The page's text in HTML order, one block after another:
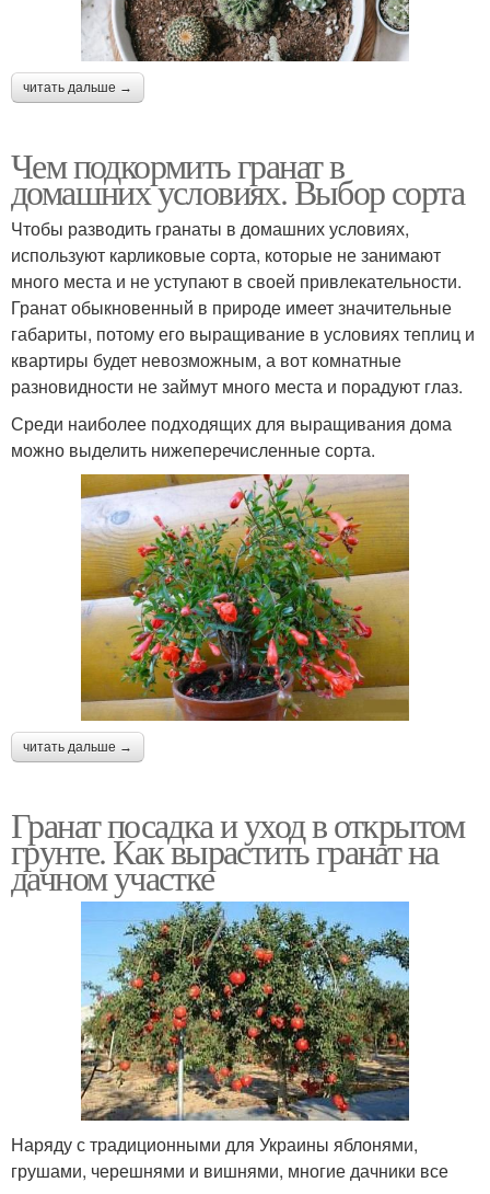
читать дальше →
Чем подкормить гранат в
домашних условиях. Выбор сорта
Чтобы разводить гранаты в домашних условиях,
используют карликовые сорта, которые не занимают
много места и не уступают в своей привлекательности.
Гранат обыкновенный в природе имеет значительные
габариты, потому его выращивание в условиях теплиц и
квартиры будет невозможным, а вот комнатные
разновидности не займут много места и порадуют глаз.
Среди наиболее подходящих для выращивания дома
можно выделить нижеперечисленные сорта.
читать дальше →
Гранат посадка и уход в открытом
грунте. Как вырастить гранат на
дачном участке
Наряду с традиционными для Украины яблонями,
грушами, черешнями и вишнями, многие дачники все